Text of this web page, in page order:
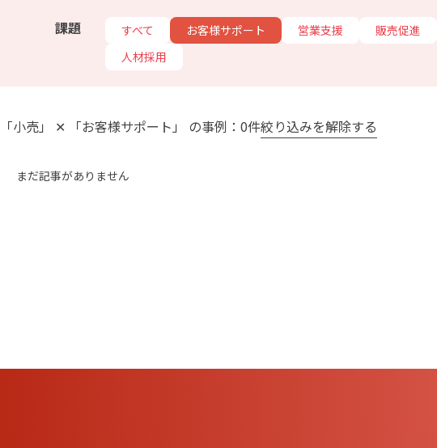
課題 すべて お客様サポート 営業支援 販売促進
人材採用
「小売」 ✕ 「お客様サポート」 の事例：0件絞り込みを解除する
まだ記事がありません